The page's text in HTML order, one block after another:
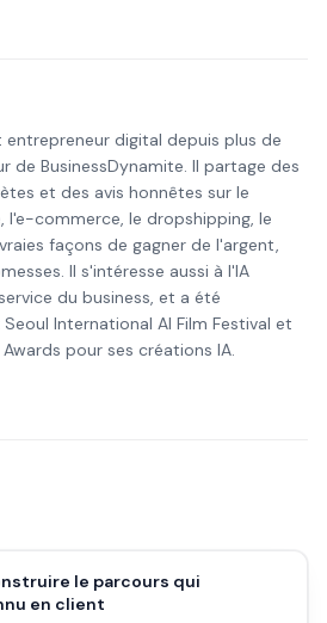
entrepreneur digital depuis plus de
de BusinessDynamite. Il partage des
et des avis honnêtes sur le
l'e-commerce, le dropshipping, le
façons de gagner de l'argent,
Il s'intéresse aussi à l'IA
du business, et a été
International AI Film Festival et
pour ses créations IA.
le parcours qui
en client